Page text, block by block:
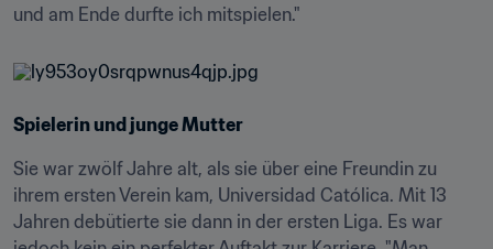
und am Ende durfte ich mitspielen."
Spielerin und junge Mutter
Sie war zwölf Jahre alt, als sie über eine Freundin zu
ihrem ersten Verein kam, Universidad Católica. Mit 13
Jahren debütierte sie dann in der ersten Liga. Es war